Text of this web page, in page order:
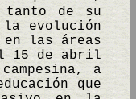
de su
la evolución
las áreas
15 de abril
a
que